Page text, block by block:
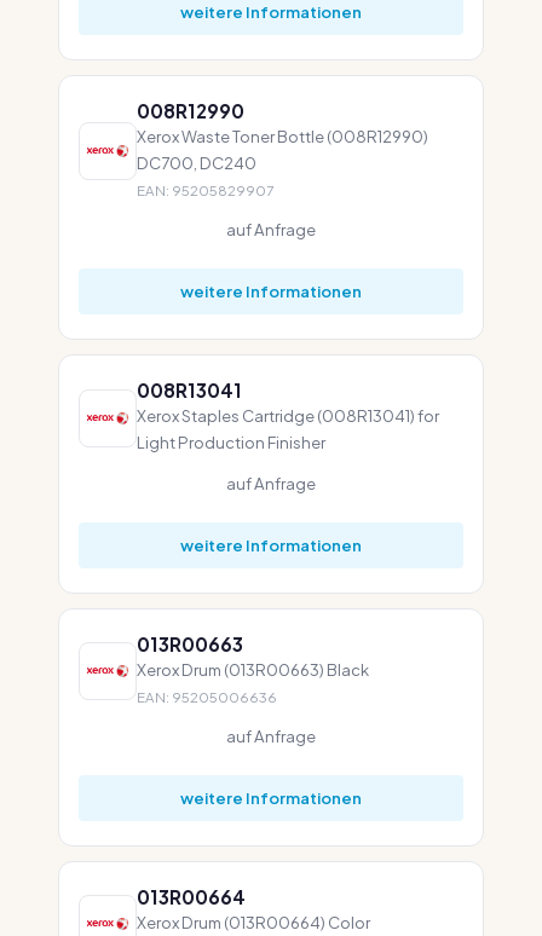
weitere Informationen
008R12990
Xerox Waste Toner Bottle (008R12990)
DC700, DC240
EAN: 95205829907
auf Anfrage
weitere Informationen
008R13041
Xerox Staples Cartridge (008R13041) for
Light Production Finisher
auf Anfrage
weitere Informationen
013R00663
Xerox Drum (013R00663) Black
EAN: 95205006636
auf Anfrage
weitere Informationen
013R00664
Xerox Drum (013R00664) Color